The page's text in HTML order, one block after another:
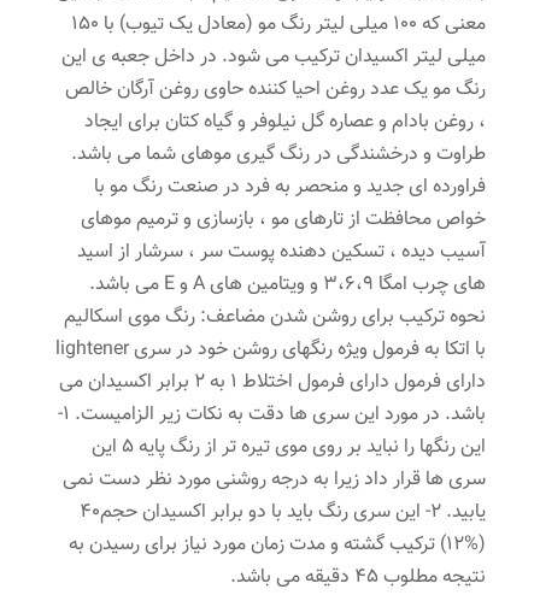
معنی که 100 میلی لیتر رنگ مو (معادل یک تیوب) با 150
میلی لیتر اکسیدان ترکیب می شود. در داخل جعبه ی این
رنگ مو یک عدد روغن احیا کننده حاوی روغن آرگان خالص
، روغن بادام و عصاره گل نیلوفر و گیاه کتان برای ایجاد
طراوت و درخشندگی در رنگ گیری موهای شما می باشد.
فراورده ای جدید و منحصر به فرد در صنعت رنگ مو با
خواص محافظت از تارهای مو ، بازسازی و ترمیم موهای
آسیب دیده ، تسکین دهنده پوست سر ، سرشار از اسید
های چرب امگا 3،6،9 و ویتامین های A و E می باشد.
نحوه ترکیب برای روشن شدن مضاعف: رنگ موی اسکالیم
با اتکا به فرمول ویژه رنگهای روشن خود در سری lightener
دارای فرمول دارای فرمول اختلاط 1 به 2 برابر اکسیدان می
باشد. در مورد این سری ها دقت به نکات زیر الزامیست. 1-
این رنگها را نباید بر روی موی تیره تر از رنگ پایه 5 این
سری ها قرار داد زیرا به درجه روشنی مورد نظر دست نمی
یابید. 2- این سری رنگ باید با دو برابر اکسیدان حجم40
(%12) ترکیب گشته و مدت زمان مورد نیاز برای رسیدن به
نتیجه مطلوب 45 دقیقه می باشد.